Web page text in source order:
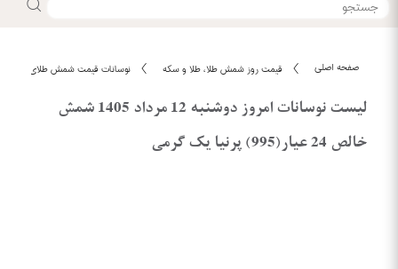
صفحه اصلی قیمت روز شمش طلا، طلا و سکه نوسانات قیمت شمش طلای یک گرمی پرنیا
لیست نوسانات امروز دوشنبه 12 مرداد 1405 شمش
خالص 24 عیار(995) پرنیا یک گرمی